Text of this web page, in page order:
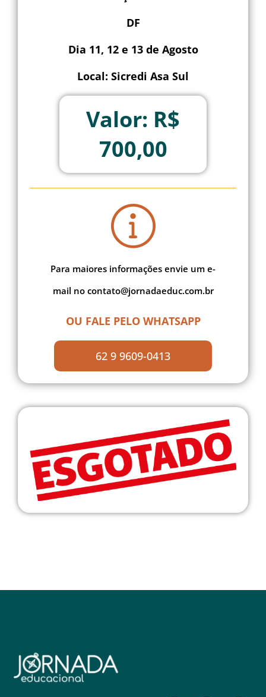
DF
Dia 11, 12 e 13 de Agosto
Local: Sicredi Asa Sul
Valor: R$
700,00
Para maiores informações envie um e-
mail no contato@jornadaeduc.com.br
OU FALE PELO WHATSAPP
62 9 9609-0413